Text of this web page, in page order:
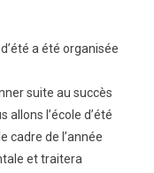
a été organisée
suite au succès
allons l’école d’été
cadre de l’année
et traitera